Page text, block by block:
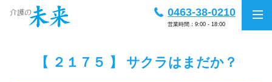
0463-38-0210
営業時間：9:00 - 18:00
【 ２１７５ 】 サクラはまだか？